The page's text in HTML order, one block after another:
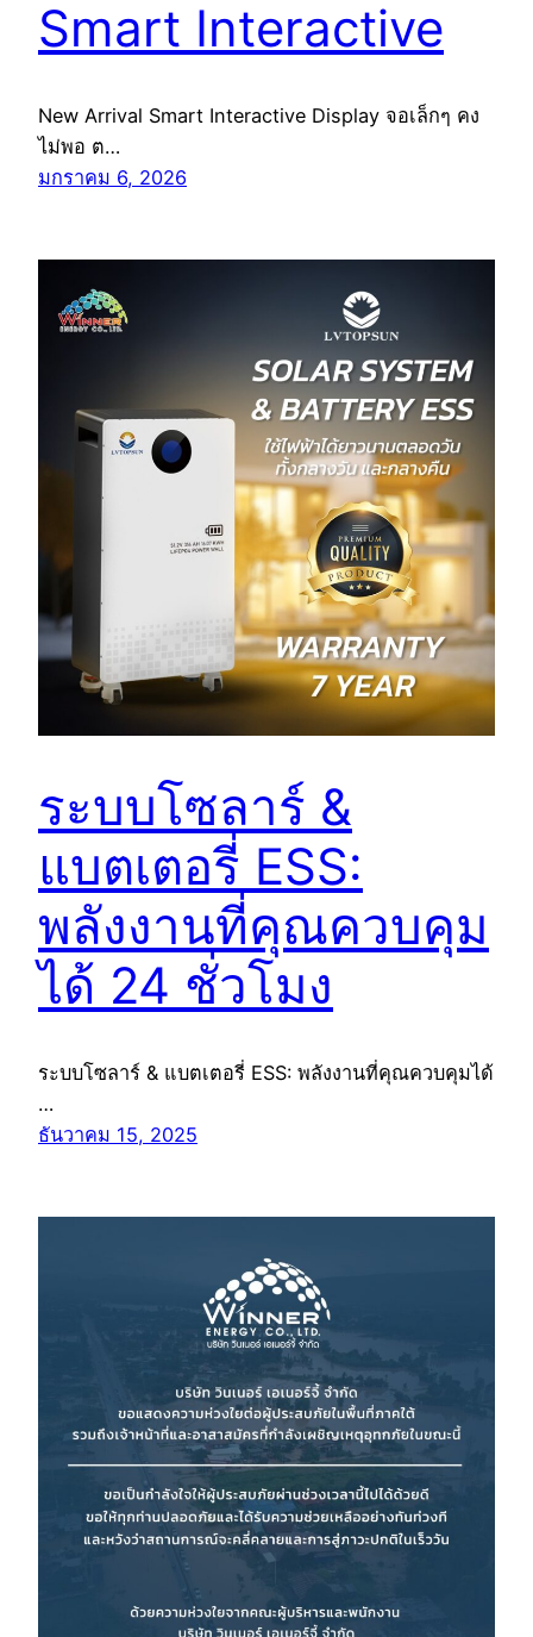
Smart Interactive
New Arrival Smart Interactive Display จอเล็กๆ คง
ไม่พอ ต…
มกราคม 6, 2026
ระบบโซลาร์ &
แบตเตอรี่ ESS:
พลังงานที่คุณควบคุม
ได้ 24 ชั่วโมง
ระบบโซลาร์ & แบตเตอรี่ ESS: พลังงานที่คุณควบคุมได้
…
ธันวาคม 15, 2025